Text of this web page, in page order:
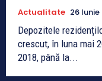
Actualitate 26 Iunie
Depozitele
crescut, în luna mai
2018, până la...